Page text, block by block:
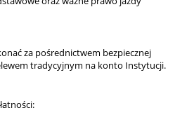
za pośrednictwem bezpiecznej
tradycyjnym na konto Instytucji.